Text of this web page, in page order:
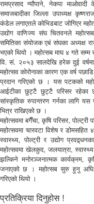
रामप्रसाद न्यौपाने, नेकपा
समाजबादीका जिल्ला उपाध्यक्ष
कंडेल लगाएतले कोभिडबाट जोगिएर
उद्योग वाणिज्य संघ चितवनले
समितिका संयोजक एबं संघका अध्यक्ष
भएको थियो । महोत्सब माघ ४ गते
वि. सं. २०५३ सालदेखि हरेक दुई
महोत्सव कोरोनाका कारण एक वर्ष
प्रदान गरिएको छ । यस पटकको
आईटीका छुट्टै छुट्टै परिसर रहेका
सांस्कृतिक रुपान्तरण गर्नका लागि यस
भित्र राखिएको छ ।
महोत्सवमा बगैँचा, कृषि परिसर, पोल्ट्री
महोत्सवमा चारवटा विशेष र
स्वास्थ्य, पोल्ट्री र उद्योग
महोत्सवमा खेलकुद, जलयात्रा,
झल्किने मनोरञ्जनात्मक कार्यक्रम,
जनाएको छ । महोत्सब सुरु हुनु अघि
गरिएको थियो ।
प्रतिक्रिया दिनुहोस !